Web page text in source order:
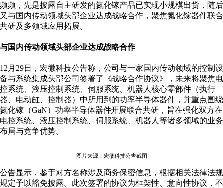
频频，先是披露自主研发的氮化镓产品已实现小规模出货，随后
又与国内传动领域头部企业达成战略合作，聚焦氮化镓器件联合
共研及多领域应用拓展。
与国内传动领域头部企业达成战略合作
12月29日，宏微科技公告称，公司与一家国内传动领域的控制设
备与系统集成头部公司签署了《战略合作协议》，未来将聚焦电
控系统、液压控制系统、伺服系统、机器人核心零部件（执行
器、电动缸、控制器）中所用到的功率半导体器件，并重点围绕
氮化镓（GaN）功率半导体器件开展联合共研，旨在强化双方在
电控系统、液压控制系统、伺服系统、机器人等诸多领域的业务
布局与竞争优势。
图片来源：宏微科技公告截图
公告显示，鉴于对方名称涉及商务保密信息，根据相关法律法规
规定予以豁免披露。此次签署的协议为框架性、意向性协议，不